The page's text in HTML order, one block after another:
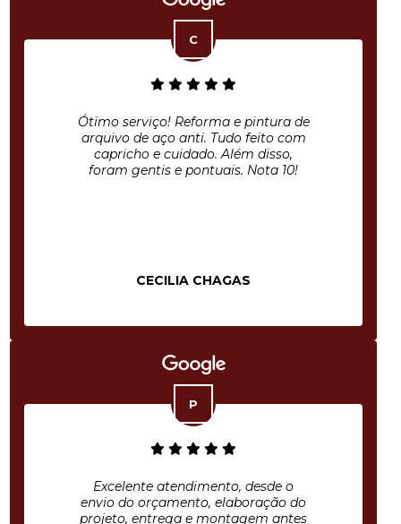
Ótimo serviço! Reforma e pintura de
arquivo de aço anti. Tudo feito com
capricho e cuidado. Além disso,
foram gentis e pontuais. Nota 10!
CECILIA CHAGAS
Excelente atendimento, desde o
envio do orçamento, elaboração do
projeto, entrega e montagem antes